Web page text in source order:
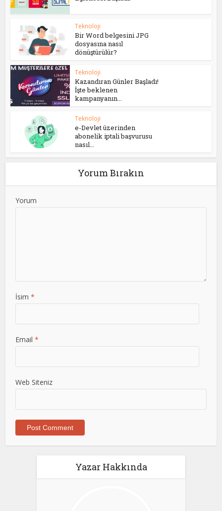
Teknoloji
Bir Word belgesini JPG
dosyasına nasıl
dönüştürülür?
Teknoloji
Kazandıran Günler Başladı!
İşte beklenen
kampanyanın...
Teknoloji
e-Devlet üzerinden
abonelik iptali başvurusu
nasıl...
Yorum Bırakın
Yorum
İsim *
Email *
Web Siteniz
Yazar Hakkında